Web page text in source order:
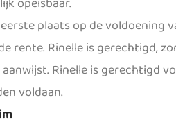
plaats op de
rente. Rinelle is gerechtigd,
Rinelle is gerechtigd
voldaan.